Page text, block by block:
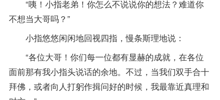
“咦！小指老弟！你怎么不说说你的想法？难道你
不想当大哥吗？”
小指悠悠闲闲地回视四指，慢条斯理地说：
“各位大哥！你们每一位都有显赫的成就，在各位
面前那有我小指头说话的余地。不过，当我们双手合十
拜佛，或者向人打躬作揖问好的时候，我最靠近真理和